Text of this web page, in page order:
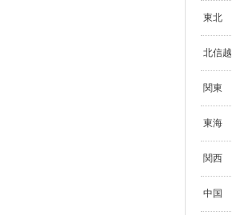
東北
北信越
関東
東海
関西
中国